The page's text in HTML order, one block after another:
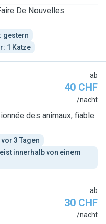
De Nouvelles
gestern
1 Katze
ab
40 CHF
/nacht
des animaux, fiable
3 Tagen
innerhalb von einem
ab
30 CHF
/nacht